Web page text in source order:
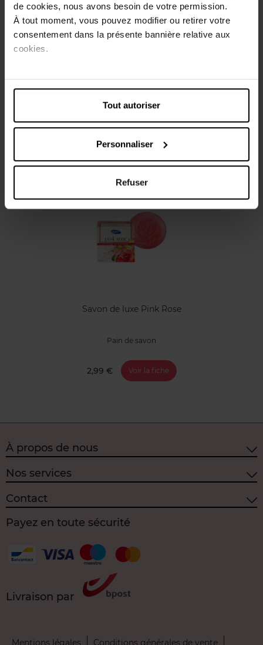
de cookies, nous avons besoin de votre permission.
À tout moment, vous pouvez modifier ou retirer votre
consentement dans la présente bannière relative aux
cookies.
Tout autoriser
Personnaliser
Refuser
Description
Savon de luxe transparent au délicieux parfum de
Caractéristiques
Savon de luxe Pink Rose
Pain de savon
2,99 € Voir la fiche
À propos de nous
Nos services
Contact
Payez en toute sécurité
Livraison par
Mentions légales Conditions générales de vente